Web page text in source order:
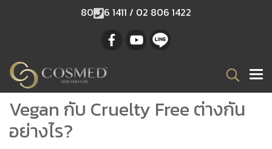
80 6 1411 / 02 806 1422
Vegan กับ Cruelty Free ต่างกัน
อย่างไร?